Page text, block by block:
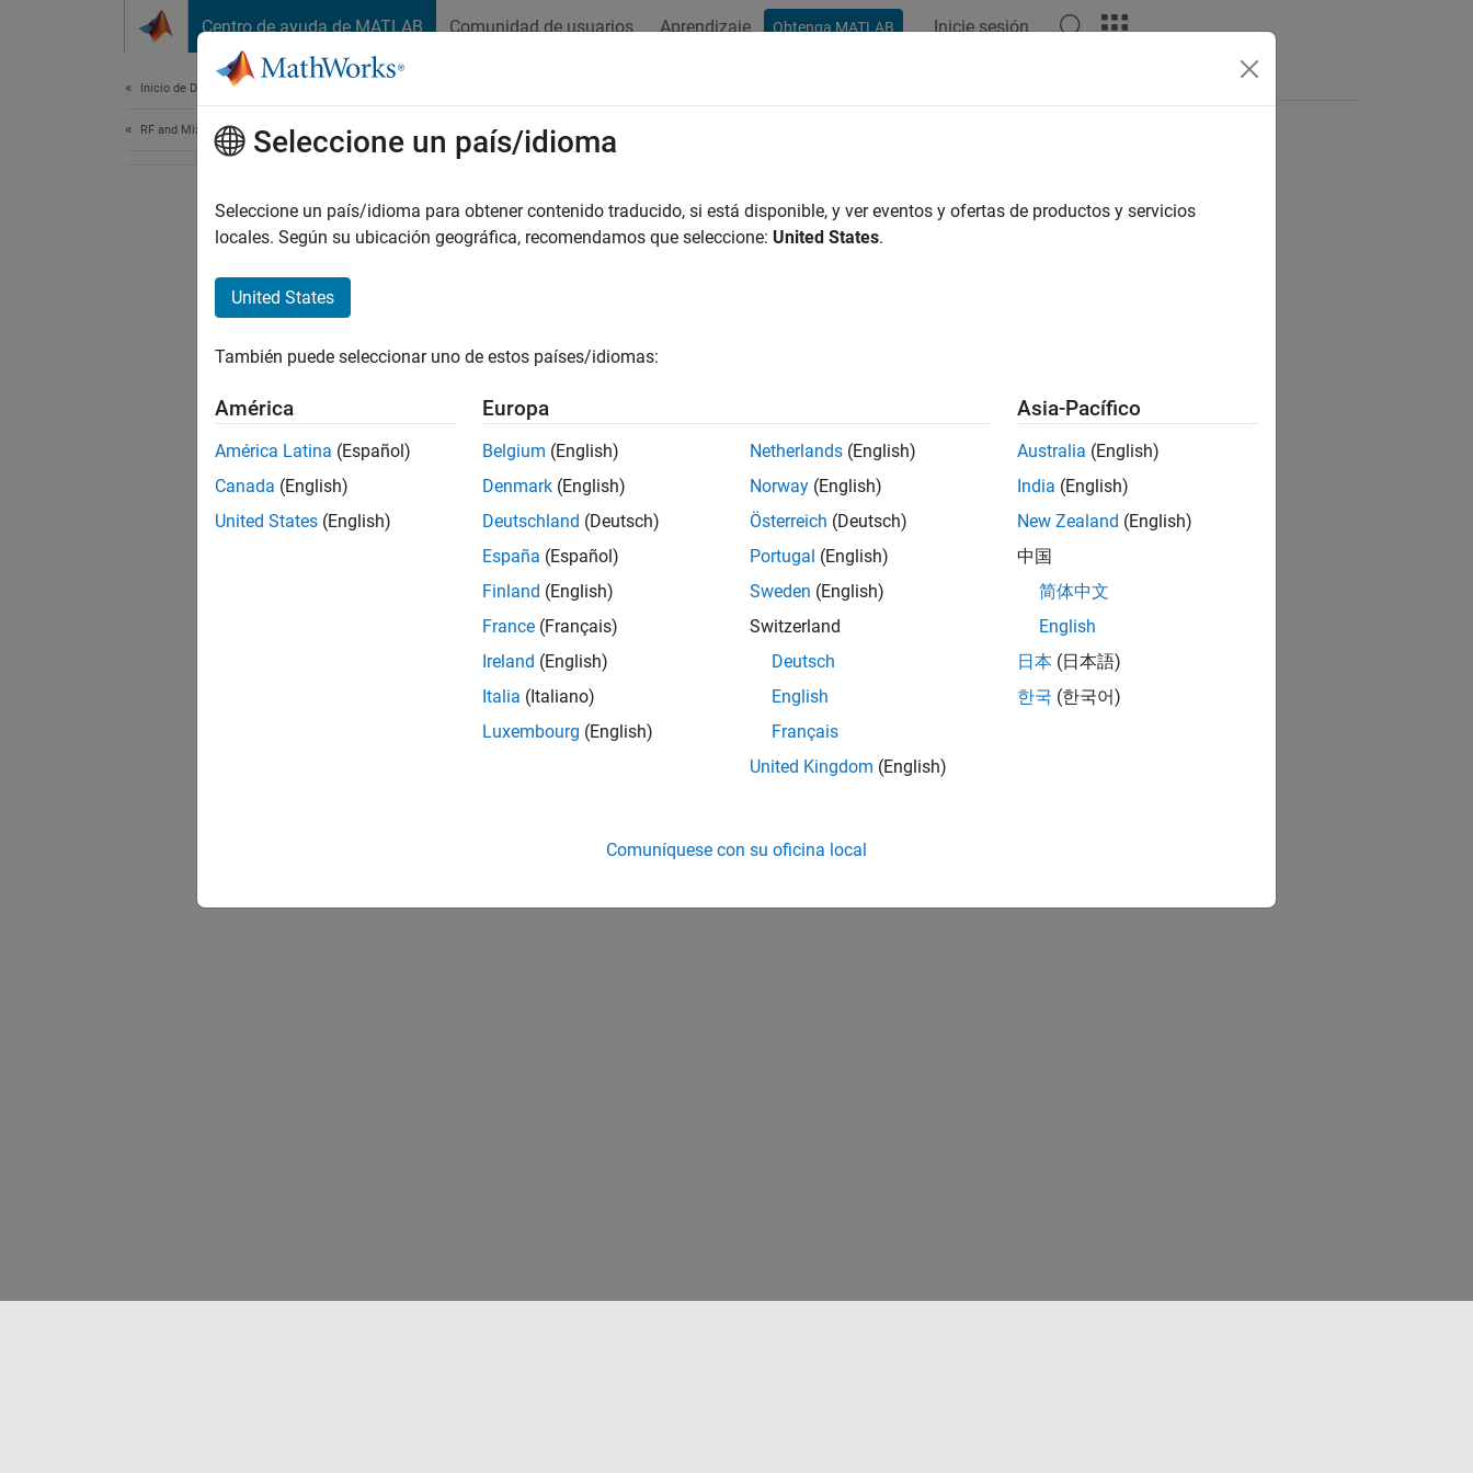
Centro de ayuda de MATLAB Comunidad de usuarios Aprendizaje Obtenga MATLAB Inicie sesión
Inicio de Documentación
RF and Mixed Signal
How useful was this information?
Seleccione un país/idioma
Seleccione un país/idioma para obtener contenido traducido, si está disponible, y ver eventos y ofertas de productos y servicios
locales. Según su ubicación geográfica, recomendamos que seleccione: United States.
United States
También puede seleccionar uno de estos países/idiomas:
América
América Latina (Español)
Canada (English)
United States (English)
Europa
Belgium (English)
Denmark (English)
Deutschland (Deutsch)
España (Español)
Finland (English)
France (Français)
Ireland (English)
Italia (Italiano)
Luxembourg (English)
Netherlands (English)
Norway (English)
Österreich (Deutsch)
Portugal (English)
Sweden (English)
Switzerland
Deutsch
English
Français
United Kingdom (English)
Asia-Pacífico
Australia (English)
India (English)
New Zealand (English)
中国
简体中文
English
日本 (日本語)
한국 (한국어)
Comuníquese con su oficina local